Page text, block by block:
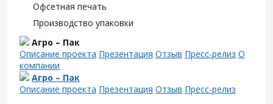
Офсетная печать
Производство упаковки
Агро – Пак
Описание проекта Презентация Отзыв Пресс-релиз О
компании
Агро – Пак
Описание проекта Презентация Отзыв Пресс-релиз